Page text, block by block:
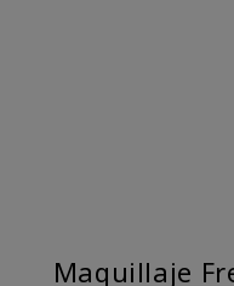
Maquillaje